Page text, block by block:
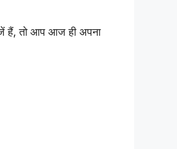
हैं, तो आप आज ही अपना